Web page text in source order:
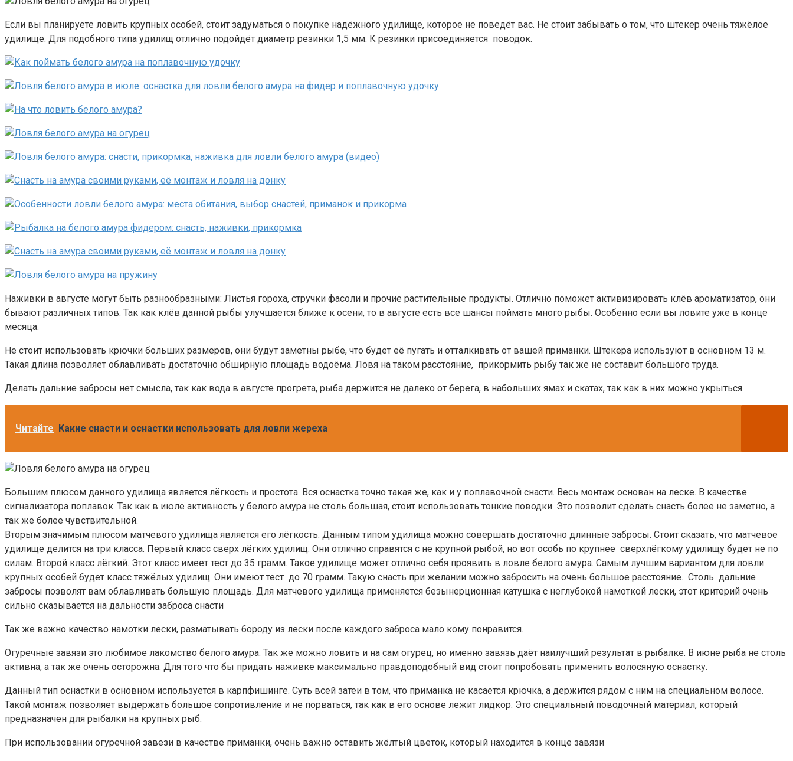
Если вы планируете ловить крупных особей, стоит задуматься о покупке надёжного удилище, которое не поведёт вас. Не стоит забывать о том, что штекер очень тяжёлое
удилище. Для подобного типа удилищ отлично подойдёт диаметр резинки 1,5 мм. К резинки присоединяется поводок.
Наживки в августе могут быть разнообразными: Листья гороха, стручки фасоли и прочие растительные продукты. Отлично поможет активизировать клёв ароматизатор, они
бывают различных типов. Так как клёв данной рыбы улучшается ближе к осени, то в августе есть все шансы поймать много рыбы. Особенно если вы ловите уже в конце
месяца.
Не стоит использовать крючки больших размеров, они будут заметны рыбе, что будет её пугать и отталкивать от вашей приманки. Штекера используют в основном 13 м.
Такая длина позволяет облавливать достаточно обширную площадь водоёма. Ловя на таком расстояние, прикормить рыбу так же не составит большого труда.
Делать дальние забросы нет смысла, так как вода в августе прогрета, рыба держится не далеко от берега, в набольших ямах и скатах, так как в них можно укрыться.
Читайте Какие снасти и оснастки использовать для ловли жереха
Большим плюсом данного удилища является лёгкость и простота. Вся оснастка точно такая же, как и у поплавочной снасти. Весь монтаж основан на леске. В качестве
сигнализатора поплавок. Так как в июле активность у белого амура не столь большая, стоит использовать тонкие поводки. Это позволит сделать снасть более не заметно, а
так же более чувствительной.
Вторым значимым плюсом матчевого удилища является его лёгкость. Данным типом удилища можно совершать достаточно длинные забросы. Стоит сказать, что матчевое
удилище делится на три класса. Первый класс сверх лёгких удилищ. Они отлично справятся с не крупной рыбой, но вот особь по крупнее сверхлёгкому удилищу будет не по
силам. Второй класс лёгкий. Этот класс имеет тест до 35 грамм. Такое удилище может отлично себя проявить в ловле белого амура. Самым лучшим вариантом для ловли
крупных особей будет класс тяжёлых удилищ. Они имеют тест до 70 грамм. Такую снасть при желании можно забросить на очень большое расстояние. Столь дальние
забросы позволят вам облавливать большую площадь. Для матчевого удилища применяется безынерционная катушка с неглубокой намоткой лески, этот критерий очень
сильно сказывается на дальности заброса снасти
Так же важно качество намотки лески, разматывать бороду из лески после каждого заброса мало кому понравится.
Огуречные завязи это любимое лакомство белого амура. Так же можно ловить и на сам огурец, но именно завязь даёт наилучший результат в рыбалке. В июне рыба не столь
активна, а так же очень осторожна. Для того что бы придать наживке максимально правдоподобный вид стоит попробовать применить волосяную оснастку.
Данный тип оснастки в основном используется в карпфишинге. Суть всей затеи в том, что приманка не касается крючка, а держится рядом с ним на специальном волосе.
Такой монтаж позволяет выдержать большое сопротивление и не порваться, так как в его основе лежит лидкор. Это специальный поводочный материал, который
предназначен для рыбалки на крупных рыб.
При использовании огуречной завези в качестве приманки, очень важно оставить жёлтый цветок, который находится в конце завязи